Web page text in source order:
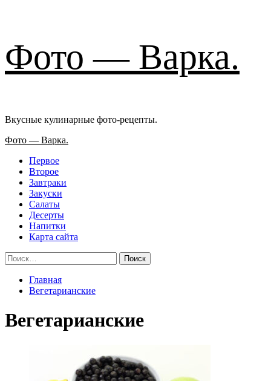
к
содержимому
Фото — Варка.
Вкусные кулинарные фото-рецепты.
Основное
Фото — Варка.
Первое
Второе
Завтраки
Закуски
Салаты
Десерты
Напитки
Карта сайта
Найти:
Главная
Вегетарианские
Вегетарианские